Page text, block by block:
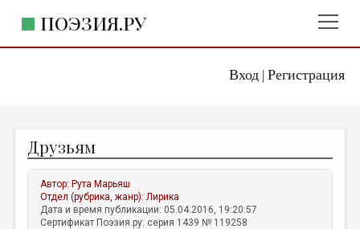
Вход| Регистрация
ПОЭЗИЯ.РУ
ЖАНРЫ
АВТОРЫ
КОММЕНТАРИИ
Друзьям
Автор: Рута Марьяш
Отдел (рубрика, жанр):Лирика
Дата и время публикации: 05.04.2016, 19:20:57
Сертификат Поэзия.ру: серия 1439 № 119258